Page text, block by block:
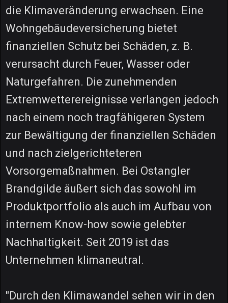
die Klimaveränderung erwachsen. Eine
Wohngebäudeversicherung bietet
finanziellen Schutz bei Schäden, z. B.
verursacht durch Feuer, Wasser oder
Naturgefahren. Die zunehmenden
Extremwetterereignisse verlangen jedoch
nach einem noch tragfähigeren System
zur Bewältigung der finanziellen Schäden
und nach zielgerichteteren
Vorsorgemaßnahmen. Bei Ostangler
Brandgilde äußert sich das sowohl im
Produktportfolio als auch im Aufbau von
internem Know-how sowie gelebter
Nachhaltigkeit. Seit 2019 ist das
Unternehmen klimaneutral.
"Durch den Klimawandel sehen wir in den